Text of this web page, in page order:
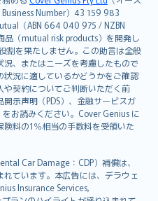
Number）43 159 983
（ABN 664 040 975 / NZBN
（mutual risk products）を開発し
割を果たしません。この助言は全般
、またはニーズを考慮したもので
況に適しているかどうかをご確認
契約についてご判断いただく前
示声明（PDS）、金融サービスガ
お読みください。Cover Genius に
料の1％相当の手数料を受領いた
Car Damage：CDP）補償は、
ています。本広告には、デラウェ
Insurance Services,